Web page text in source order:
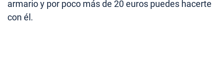
armario y por poco más de 20 euros puedes hacerte
con él.